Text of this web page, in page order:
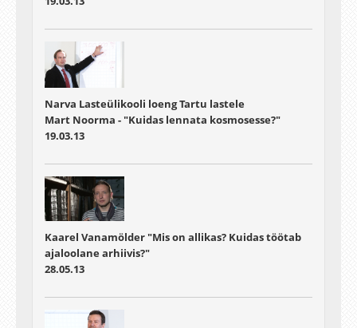
Narva Lasteülikooli loeng Tartu lastele
Mart Noorma - "Kuidas lennata kosmosesse?"
19.03.13
Kaarel Vanamölder "Mis on allikas? Kuidas töötab
ajaloolane arhiivis?"
28.05.13